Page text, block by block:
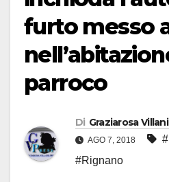
furto messo
parroco
Di Graziarosa Villani
AGO 7, 2018
#Rignano